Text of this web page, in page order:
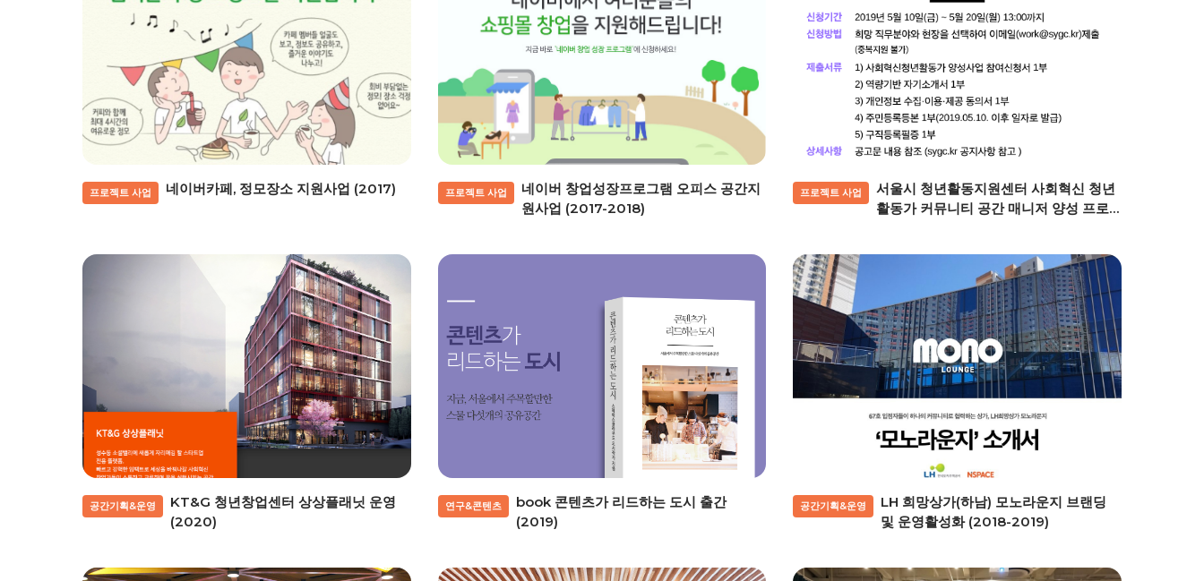
프로젝트 사업 네이버카페, 정모장소 지원사업 (2017) 프로젝트 사업
네이버 창업성장프로그램 오피스 공간지
원사업 (2017-2018)
프로젝트 사업
서울시 청년활동지원센터 사회혁신 청년
활동가 커뮤니티 공간 매니저 양성 프로
공간기획&운영
KT&G 청년창업센터 상상플래닛 운영
(2020)
연구&콘텐츠
book 콘텐츠가 리드하는 도시 출간
(2019)
공간기획&운영
LH 희망상가(하남) 모노라운지 브랜딩
및 운영활성화 (2018-2019)